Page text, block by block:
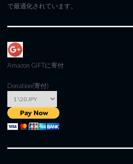
で最適化されています。
Amazon GIFTに寄付
Donation(寄付)